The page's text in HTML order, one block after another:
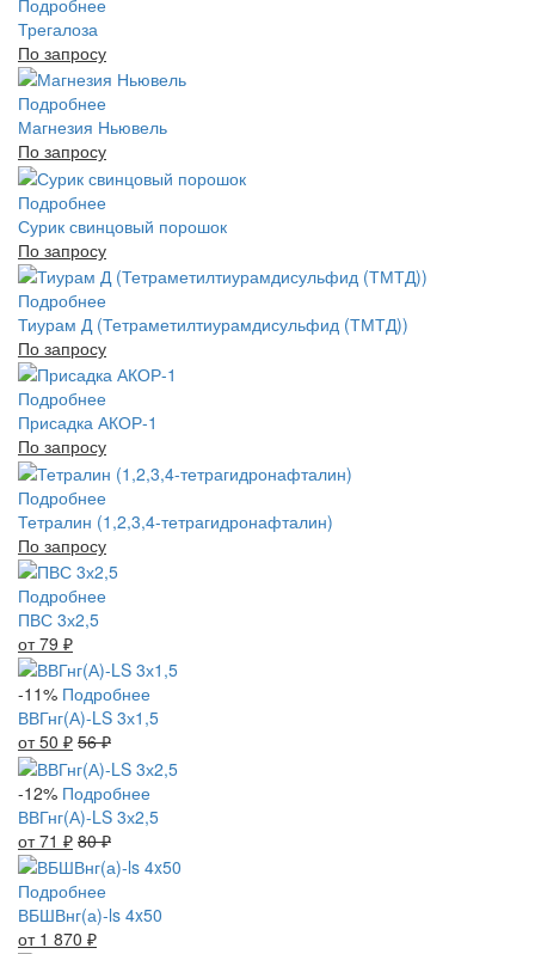
Подробнее
Трегалоза
По запросу
Подробнее
Магнезия Ньювель
По запросу
Подробнее
Сурик свинцовый порошок
По запросу
Подробнее
Тиурам Д (Тетраметилтиурамдисульфид (ТМТД))
По запросу
Подробнее
Присадка АКОР-1
По запросу
Подробнее
Тетралин (1,2,3,4-тетрагидронафталин)
По запросу
Подробнее
ПВС 3х2,5
от 79 ₽
-11% Подробнее
ВВГнг(А)-LS 3х1,5
от 50 ₽ 56₽
-12% Подробнее
ВВГнг(А)-LS 3х2,5
от 71 ₽ 80₽
Подробнее
ВБШВнг(а)-ls 4x50
от 1 870 ₽